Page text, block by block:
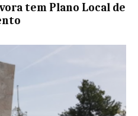
tem Plano Local de